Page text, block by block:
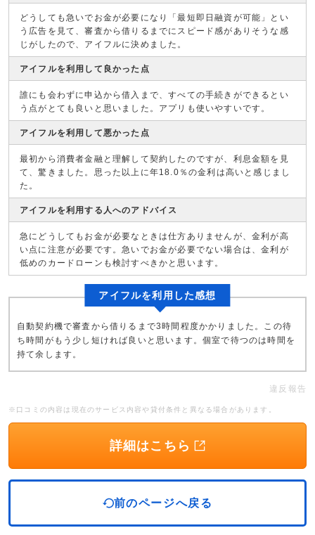
どうしても急いでお金が必要になり「最短即日融資が可能」とい
う広告を見て、審査から借りるまでにスピード感がありそうな感
じがしたので、アイフルに決めました。
アイフルを利用して良かった点
誰にも会わずに申込から借入まで、すべての手続きができるとい
う点がとても良いと思いました。アプリも使いやすいです。
アイフルを利用して悪かった点
最初から消費者金融と理解して契約したのですが、利息金額を見
て、驚きました。思った以上に年18.0％の金利は高いと感じまし
た。
アイフルを利用する人へのアドバイス
急にどうしてもお金が必要なときは仕方ありませんが、金利が高
い点に注意が必要です。急いでお金が必要でない場合は、金利が
低めのカードローンも検討すべきかと思います。
アイフルを利用した感想
自動契約機で審査から借りるまで3時間程度かかりました。この待
ち時間がもう少し短ければ良いと思います。個室で待つのは時間を
持て余します。
違反報告
※口コミの内容は現在のサービス内容や貸付条件と異なる場合があります。
詳細はこちら
前のページへ戻る